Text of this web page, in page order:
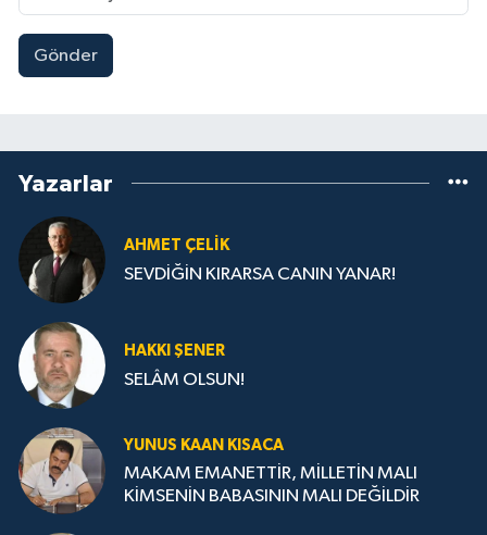
Gönder
Yazarlar
AHMET ÇELIK
SEVDİĞİN KIRARSA CANIN YANAR!
HAKKI ŞENER
SELÂM OLSUN!
YUNUS KAAN KISACA
MAKAM EMANETTİR, MİLLETİN MALI
KİMSENİN BABASININ MALI DEĞİLDİR